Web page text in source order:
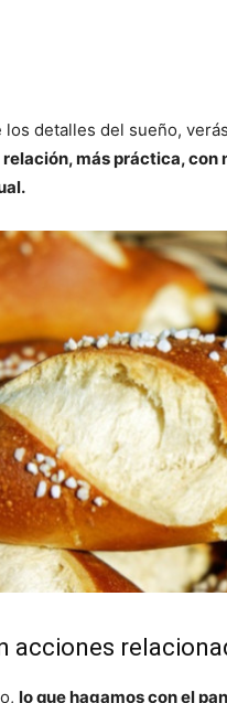
los detalles del sueño,
más práctica,
acciones
lo que hagamos con el